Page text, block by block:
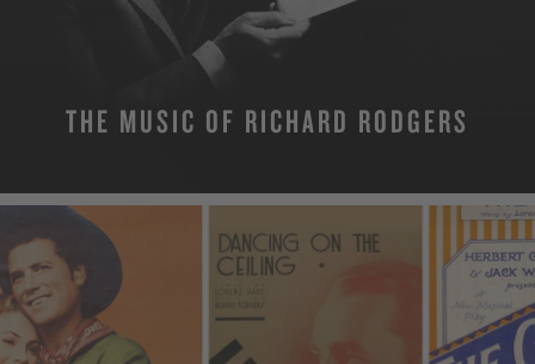
THE MUSIC OF RICHARD RODGERS